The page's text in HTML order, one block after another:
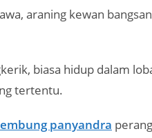
araning kewan
biasa hidup dalam
tertentu.
panyandra